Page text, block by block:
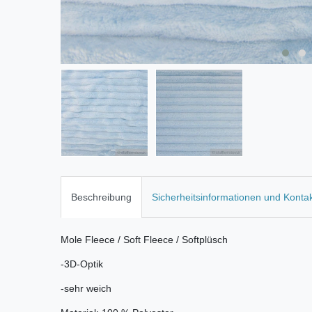
Beschreibung Sicherheitsinformationen und
Mole Fleece / Soft Fleece / Softplüsch
-3D-Optik
-sehr weich